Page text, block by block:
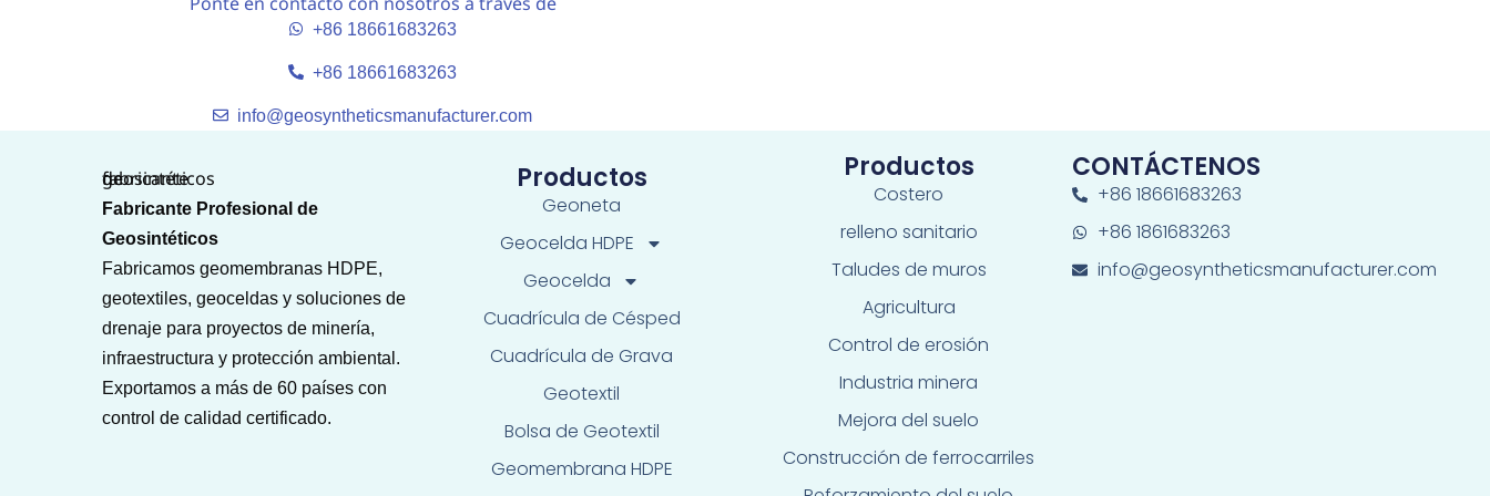
+86 18661683263
+86 18661683263
info@geosyntheticsmanufacturer.com
Fabricante Profesional de
Geosintéticos
Fabricamos geomembranas HDPE,
geotextiles, geoceldas y soluciones de
drenaje para proyectos de minería,
infraestructura y protección ambiental.
Exportamos a más de 60 países con
control de calidad certificado.
Productos
Geoneta
Geocelda HDPE
Geocelda
Cuadrícula de Césped
Cuadrícula de Grava
Geotextil
Bolsa de Geotextil
Geomembrana HDPE
Productos
Costero
relleno sanitario
Taludes de muros
Agricultura
Control de erosión
Industria minera
Mejora del suelo
Construcción de ferrocarriles
CONTÁCTENOS
+86 18661683263
+86 1861683263
info@geosyntheticsmanufacturer.com